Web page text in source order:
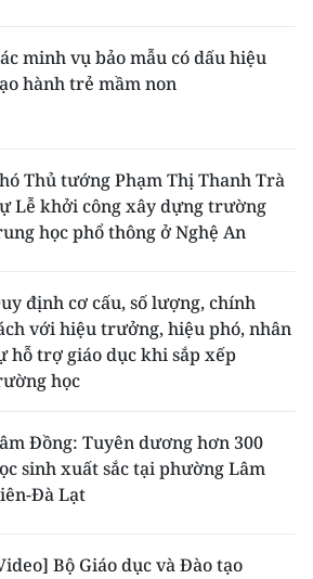
minh vụ bảo mẫu có dấu hiệu
hành trẻ mầm non
Thủ tướng Phạm Thị Thanh Trà
Lễ khởi công xây dựng trường
học phổ thông ở Nghệ An
định cơ cấu, số lượng, chính
với hiệu trưởng, hiệu phó, nhân
hỗ trợ giáo dục khi sắp xếp
học
Đồng: Tuyên dương hơn 300
sinh xuất sắc tại phường Lâm
Đà Lạt
Bộ Giáo dục và Đào tạo